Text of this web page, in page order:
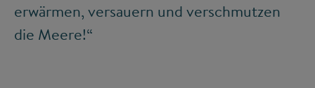
erwärmen, versauern und verschmutzen
die Meere!“